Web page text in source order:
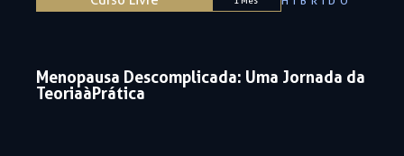
Menopausa Descomplicada: Uma Jornada da
Teoria à Prática